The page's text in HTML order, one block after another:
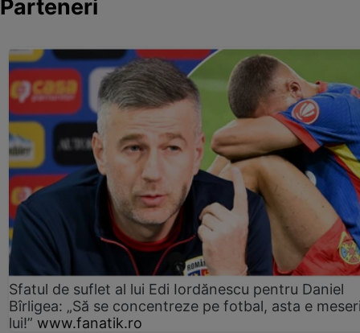
Parteneri
Sfatul de suflet al lui Edi Iordănescu pentru Daniel
Bîrligea: „Să se concentreze pe fotbal, asta e
lui!” www.fanatik.ro